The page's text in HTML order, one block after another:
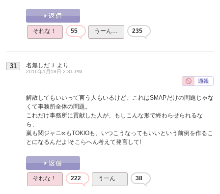
それな！ 55 うーん… 235
31 名無しだＪ より
2016年1月18日 2:31 PM
解散してもいいって言う人もいるけど、これはSMAPだけの問題じゃな
くて事務所全体の問題。
これだけ事務所に貢献した人が、もしこんな形で終わらせられるな
ら、
嵐も関ジャニ∞もTOKIOも、いつこうなってもいいという前例を作るこ
とになるんだよ!そこらへん考えて発言して!
それな！ 222 うーん… 38